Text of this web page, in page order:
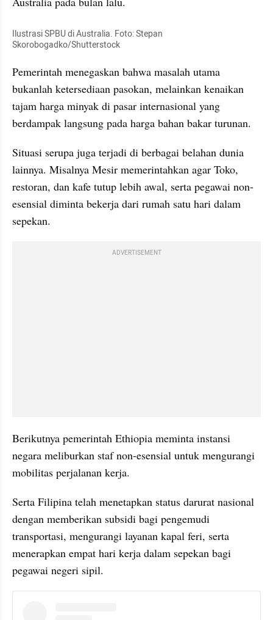
Ilustrasi SPBU di Australia. Foto: Stepan
Skorobogadko/Shutterstock
Pemerintah menegaskan bahwa masalah utama
bukanlah ketersediaan pasokan, melainkan kenaikan
tajam harga minyak di pasar internasional yang
berdampak langsung pada harga bahan bakar turunan.
Situasi serupa juga terjadi di berbagai belahan dunia
lainnya. Misalnya Mesir memerintahkan agar Toko,
restoran, dan kafe tutup lebih awal, serta pegawai non-
esensial diminta bekerja dari rumah satu hari dalam
sepekan.
ADVERTISEMENT
Berikutnya pemerintah Ethiopia meminta instansi
negara meliburkan staf non-esensial untuk mengurangi
mobilitas perjalanan kerja.
Serta Filipina telah menetapkan status darurat nasional
dengan memberikan subsidi bagi pengemudi
transportasi, mengurangi layanan kapal feri, serta
menerapkan empat hari kerja dalam sepekan bagi
pegawai negeri sipil.